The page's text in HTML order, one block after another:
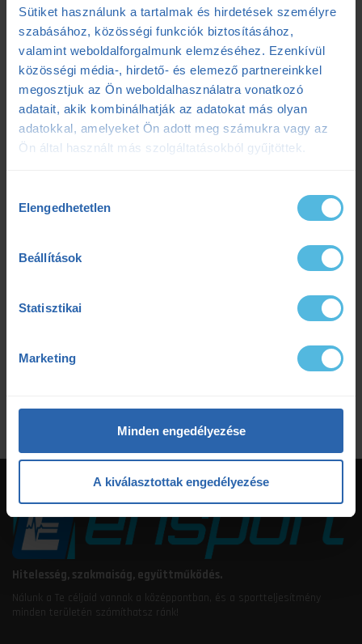
Sütiket használunk a tartalmak és hirdetések személyre
szabásához, közösségi funkciók biztosításához,
valamint weboldalforgalmunk elemzéséhez. Ezenkívül
közösségi média-, hirdető- és elemező partnereinkkel
megosztjuk az Ön weboldalhasználatra vonatkozó
adatait, akik kombinálhatják az adatokat más olyan
adatokkal, amelyeket Ön adott meg számukra vagy az
Ön által használt más szolgáltatásokból gyűjtöttek.
kiválasztása
Elengedhetetlen
Beállítások
Statisztikai
Marketing
Minden engedélyezése
A kiválasztottak engedélyezése
futóedzés futótechnika gazdaságosság
intervall
laktátmérés MLSS nutrium Prémium
Prémium edzéstervezés pulzus pályateszt
Szilágyi Tibi
ultrafutás
Hitelesség, szakmaiság, együttműködés.
Nálunk a Te céljaid vannak a középpontban, és a sportteljesítmény
minden területén számíthatsz ránk!